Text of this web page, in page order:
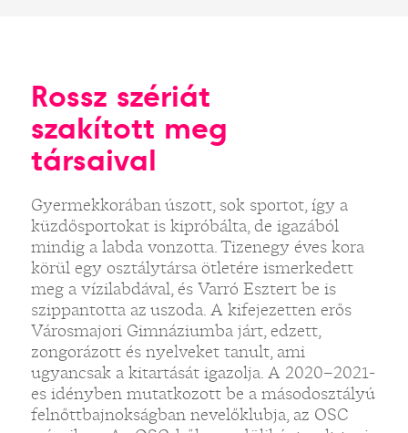
Rossz szériát
szakított meg
társaival
Gyermekkorában úszott, sok sportot, így a
küzdősportokat is kipróbálta, de igazából
mindig a labda vonzotta. Tizenegy éves kora
körül egy osztálytársa ötletére ismerkedett
meg a vízilabdával, és Varró Esztert be is
szippantotta az uszoda. A kifejezetten erős
Városmajori Gimnáziumba járt, edzett,
zongorázott és nyelveket tanult, ami
ugyancsak a kitartását igazolja. A 2020–2021-
es idényben mutatkozott be a másodosztályú
felnőttbajnokságban nevelőklubja, az OSC